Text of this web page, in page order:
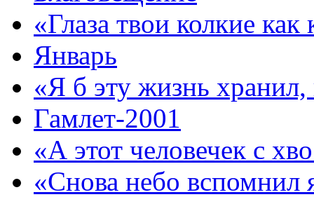
«Глаза твои колкие
Январь
«Я б эту жизнь
Гамлет-2001
«А этот человечек с
«Снова небо вспомнил